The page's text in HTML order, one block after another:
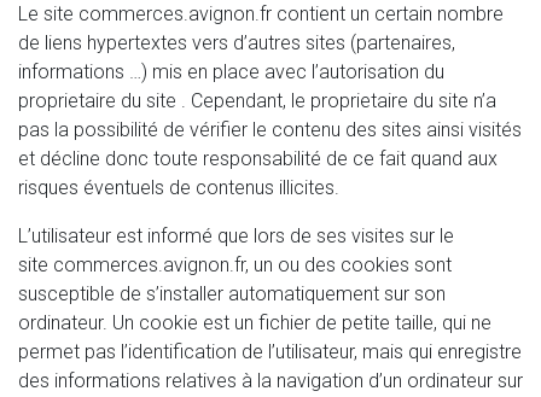
Le site commerces.avignon.fr contient un certain nombre
de liens hypertextes vers d’autres sites (partenaires,
informations …) mis en place avec l’autorisation du
proprietaire du site . Cependant, le proprietaire du site n’a
pas la possibilité de vérifier le contenu des sites ainsi visités
et décline donc toute responsabilité de ce fait quand aux
risques éventuels de contenus illicites.
L’utilisateur est informé que lors de ses visites sur le
site commerces.avignon.fr, un ou des cookies sont
susceptible de s’installer automatiquement sur son
ordinateur. Un cookie est un fichier de petite taille, qui ne
permet pas l’identification de l’utilisateur, mais qui enregistre
des informations relatives à la navigation d’un ordinateur sur